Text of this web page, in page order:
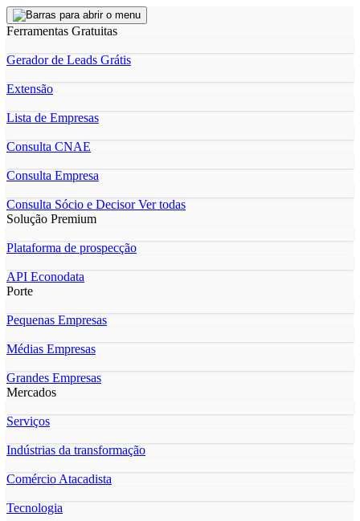
Ferramentas Gratuitas
Gerador de Leads Grátis
Extensão
Lista de Empresas
Consulta CNAE
Consulta Empresa
Consulta Sócio e DecisorVer todas
Solução Premium
Plataforma de prospecção
API Econodata
Porte
Pequenas Empresas
Médias Empresas
Grandes Empresas
Mercados
Serviços
Indústrias da transformação
Comércio Atacadista
Tecnologia